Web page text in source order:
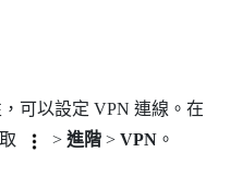
可以設定 VPN 連線。在
> 進階 > VPN 。